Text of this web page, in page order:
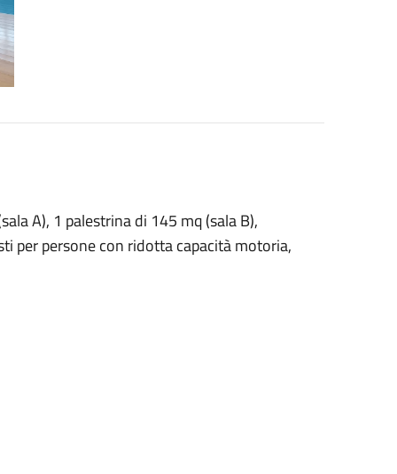
A), 1 palestrina di 145 mq (sala B),
per persone con ridotta capacità motoria,